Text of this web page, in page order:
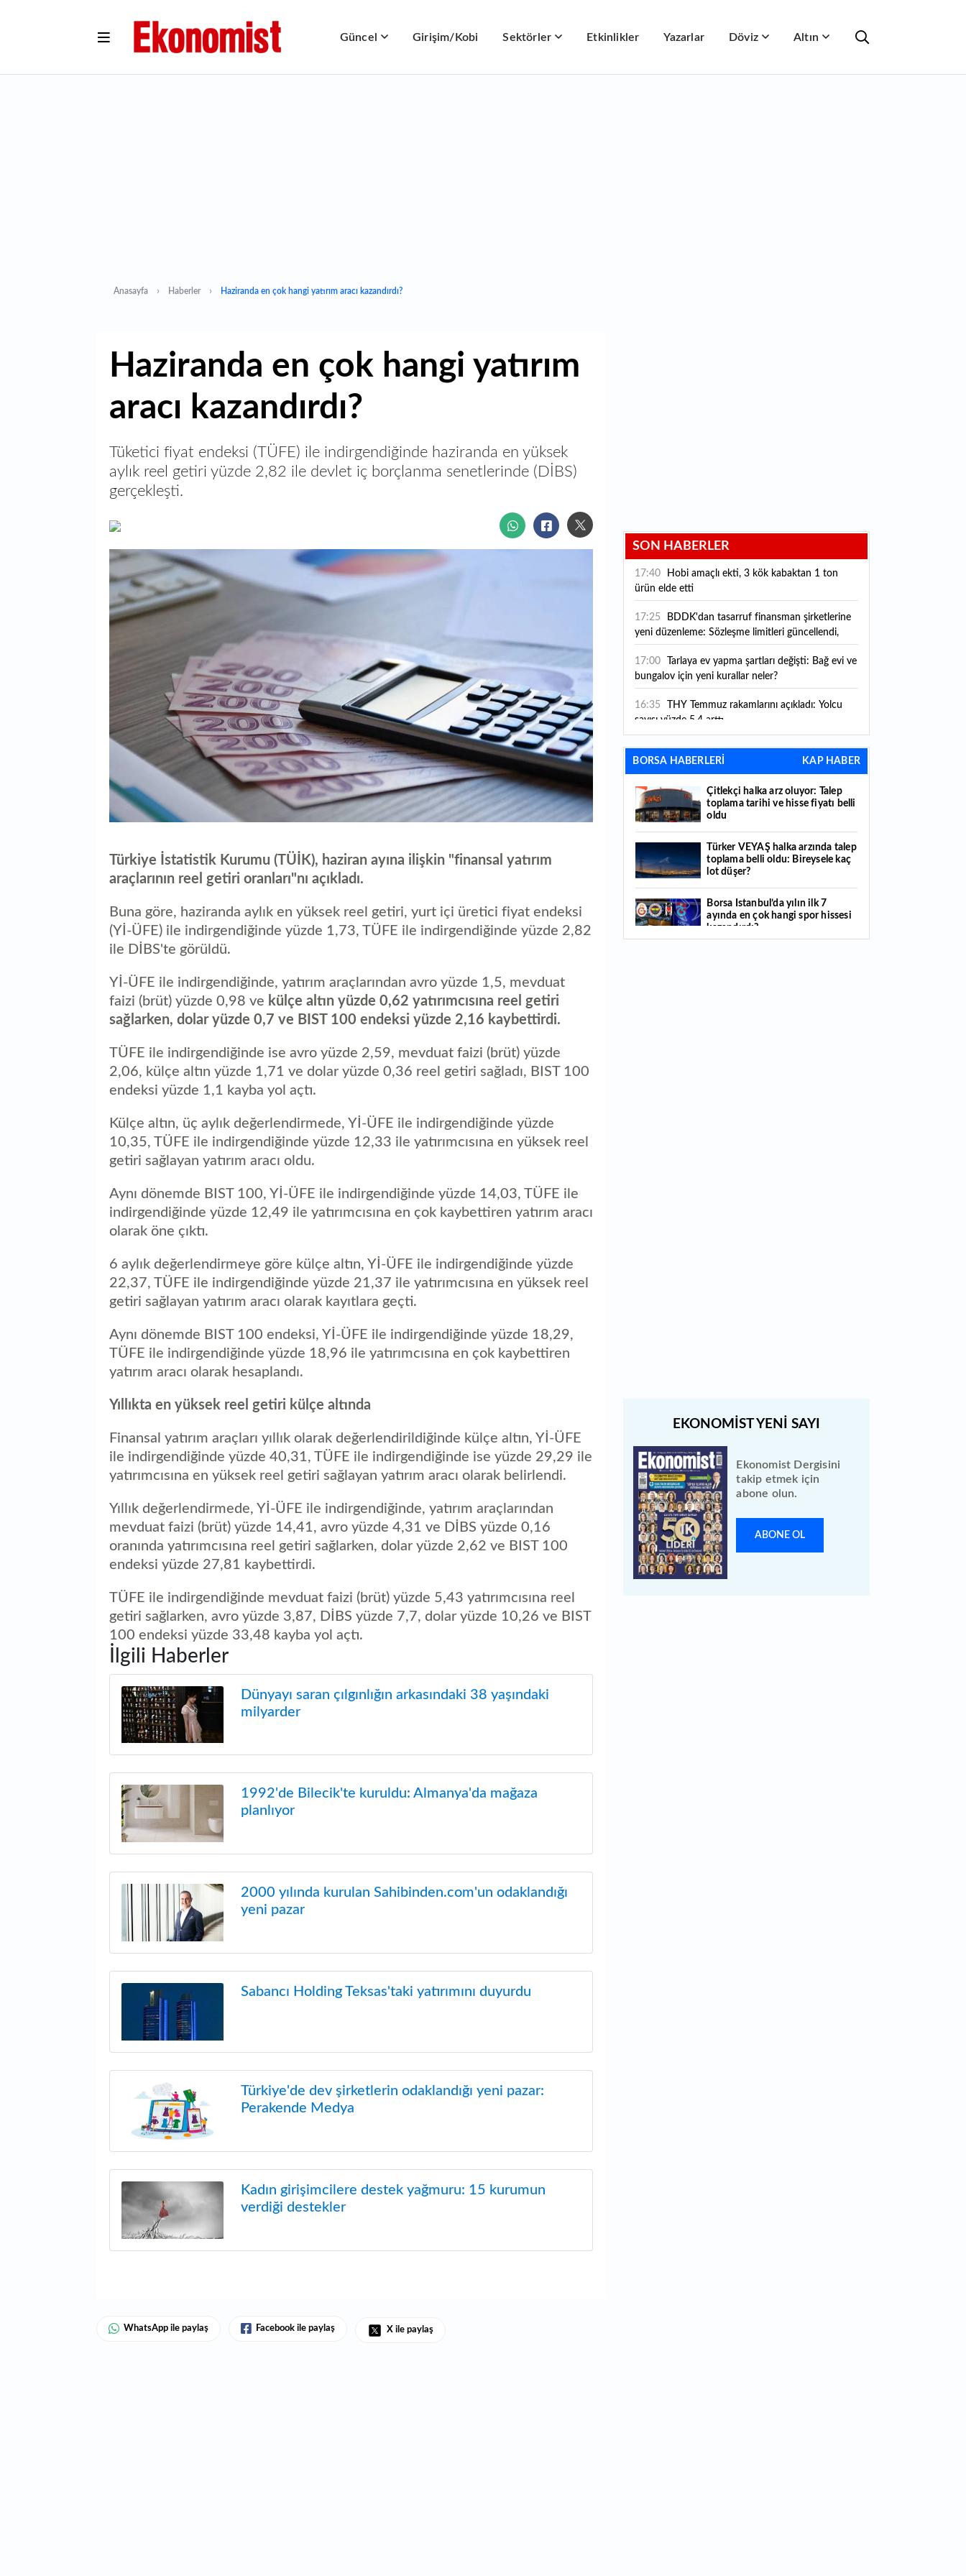
Güncel Girişim/Kobi Sektörler Etkinlikler Yazarlar Döviz Altın
Anasayfa Haberler Haziranda en çok hangi yatırım aracı kazandırdı?
Haziranda en çok hangi yatırım
aracı kazandırdı?
Tüketici fiyat endeksi (TÜFE) ile indirgendiğinde haziranda en yüksek
aylık reel getiri yüzde 2,82 ile devlet iç borçlanma senetlerinde (DİBS)
gerçekleşti.
Türkiye İstatistik Kurumu (TÜİK), haziran ayına ilişkin "finansal yatırım
araçlarının reel getiri oranları"nı açıkladı.
Buna göre, haziranda aylık en yüksek reel getiri, yurt içi üretici fiyat endeksi
(Yİ-ÜFE) ile indirgendiğinde yüzde 1,73, TÜFE ile indirgendiğinde yüzde 2,82
ile DİBS'te görüldü.
Yİ-ÜFE ile indirgendiğinde, yatırım araçlarından avro yüzde 1,5, mevduat
faizi (brüt) yüzde 0,98 ve külçe altın yüzde 0,62 yatırımcısına reel getiri
sağlarken, dolar yüzde 0,7 ve BIST 100 endeksi yüzde 2,16 kaybettirdi.
TÜFE ile indirgendiğinde ise avro yüzde 2,59, mevduat faizi (brüt) yüzde
2,06, külçe altın yüzde 1,71 ve dolar yüzde 0,36 reel getiri sağladı, BIST 100
endeksi yüzde 1,1 kayba yol açtı.
Külçe altın, üç aylık değerlendirmede, Yİ-ÜFE ile indirgendiğinde yüzde
10,35, TÜFE ile indirgendiğinde yüzde 12,33 ile yatırımcısına en yüksek reel
getiri sağlayan yatırım aracı oldu.
Aynı dönemde BIST 100, Yİ-ÜFE ile indirgendiğinde yüzde 14,03, TÜFE ile
indirgendiğinde yüzde 12,49 ile yatırımcısına en çok kaybettiren yatırım aracı
olarak öne çıktı.
6 aylık değerlendirmeye göre külçe altın, Yİ-ÜFE ile indirgendiğinde yüzde
22,37, TÜFE ile indirgendiğinde yüzde 21,37 ile yatırımcısına en yüksek reel
getiri sağlayan yatırım aracı olarak kayıtlara geçti.
Aynı dönemde BIST 100 endeksi, Yİ-ÜFE ile indirgendiğinde yüzde 18,29,
TÜFE ile indirgendiğinde yüzde 18,96 ile yatırımcısına en çok kaybettiren
yatırım aracı olarak hesaplandı.
Yıllıkta en yüksek reel getiri külçe altında
Finansal yatırım araçları yıllık olarak değerlendirildiğinde külçe altın, Yİ-ÜFE
ile indirgendiğinde yüzde 40,31, TÜFE ile indirgendiğinde ise yüzde 29,29 ile
yatırımcısına en yüksek reel getiri sağlayan yatırım aracı olarak belirlendi.
Yıllık değerlendirmede, Yİ-ÜFE ile indirgendiğinde, yatırım araçlarından
mevduat faizi (brüt) yüzde 14,41, avro yüzde 4,31 ve DİBS yüzde 0,16
oranında yatırımcısına reel getiri sağlarken, dolar yüzde 2,62 ve BIST 100
endeksi yüzde 27,81 kaybettirdi.
TÜFE ile indirgendiğinde mevduat faizi (brüt) yüzde 5,43 yatırımcısına reel
getiri sağlarken, avro yüzde 3,87, DİBS yüzde 7,7, dolar yüzde 10,26 ve BIST
100 endeksi yüzde 33,48 kayba yol açtı.
İlgili Haberler
Dünyayı saran çılgınlığın arkasındaki 38 yaşındaki
milyarder
1992'de Bilecik'te kuruldu: Almanya'da mağaza
planlıyor
2000 yılında kurulan Sahibinden.com'un odaklandığı
yeni pazar
Sabancı Holding Teksas'taki yatırımını duyurdu
Türkiye'de dev şirketlerin odaklandığı yeni pazar:
Perakende Medya
Kadın girişimcilere destek yağmuru: 15 kurumun
verdiği destekler
WhatsApp ile paylaş Facebook ile paylaş X ile paylaş
SON HABERLER
17:40
ürün elde etti
17:25
yeni düzenleme: Sözleşme limitleri güncellendi,
yeni kurallar yürürlüğe girdi
17:00
bungalov için yeni kurallar neler?
16:35
sayısı yüzde 5,4 arttı
16:27 Piyasaların beklediği veri geldi: ABD tarım
dışı istihdam rakamları açıklandı
16:24 Çitlekçi halka arz oluyor: Talep toplama
tarihi ve hisse fiyatı belli oldu
yapmak istediğini savundu
16:04 Boğaz’ın kıtaları birleştiren ruhu Memorial
16:01 Hafta sonu hava nasıl olacak?
BORSA HABERLERİ KAP HABER
Çitlekçi halka arz oluyor: Talep
toplama tarihi ve hisse fiyatı belli
oldu
Türker VEYAŞ halka arzında talep
toplama belli oldu: Bireysele kaç
lot düşer?
Borsa İstanbul’da yılın ilk 7
ayında en çok hangi spor hissesi
kazandırdı?
Ekonomist Dergisini
takip etmek için
abone olun.
ABONE OL